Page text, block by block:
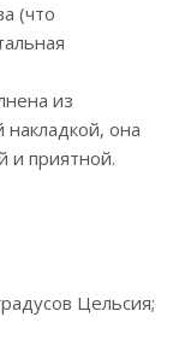
(что
из
накладкой, она
и приятной.
Цельсия;